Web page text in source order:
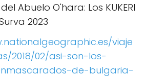
Abuelo O'hara: Los KUKERI
2023
viaje
2018/02/asi-son-los-
de-bulgaria-